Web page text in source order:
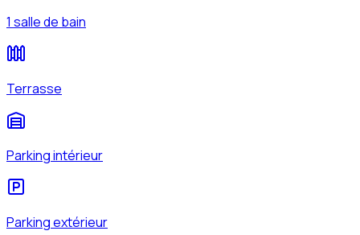
1 salle de bain
Terrasse
Parking intérieur
Parking extérieur